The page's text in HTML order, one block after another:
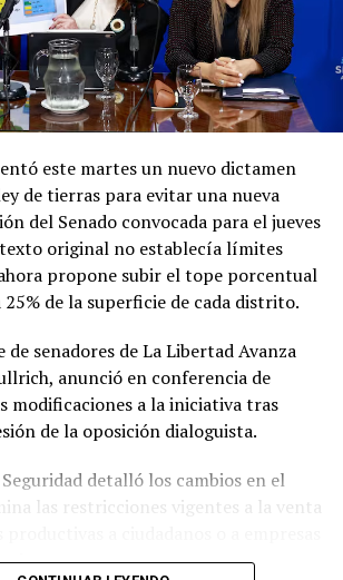
9, el mandatario argentino asistirá a la
del presidente electo de
de la Espriella.
busca continuar afianzando las
y la sintonía política con los
que comparten sus ideas, en una
hasta el fin de semana antes de su
Aires.
guiándose "exclusivamente por la
nacional, la soberanía y el mandato
argentino".
este martes un nuevo dictamen
de tierras para evitar una nueva
del Senado convocada para el jueves
original no establecía límites
propone subir el tope porcentual
25% de la superficie de cada distrito.
de senadores de La Libertad Avanza
anunció en conferencia de
modificaciones a la iniciativa tras
de la oposición dialoguista.
detalló los cambios en el
las restricciones vigentes a la venta